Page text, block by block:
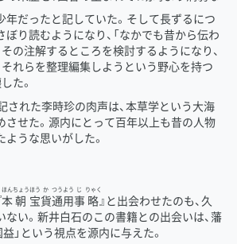
年だったと記していた。そして長ずるにつ
り読むようになり、「なかでも昔から伝わ
の注解するところを検討するようになり、
れらを整理編集しようという野心を持つ
た。
された李時珍の肉声は、本草学という大海
させた。源内にとって百年以上も昔の人物
うな思いがした。
本
ほん
朝
ちょう
宝
ほう
貨
か
通
つう
用
よう
事
じ
略
りゃく
』と出会わせたのも、久
い。新井白石のこの書籍との出会いは、藩
益」という視点を源内に与えた。